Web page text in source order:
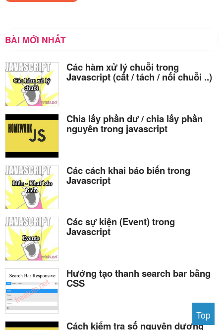
BÀI MỚI NHẤT
Các hàm xử lý chuỗi trong
Javascript (cắt / tách / nối chuỗi ..)
Chia lấy phần dư / chia lấy phần
nguyên trong javascript
Các cách khai báo biến trong
Javascript
Các sự kiện (Event) trong
Javascript
Hướng tạo thanh search bar bằng
CSS
Cách kiểm tra số nguyên dương
Top